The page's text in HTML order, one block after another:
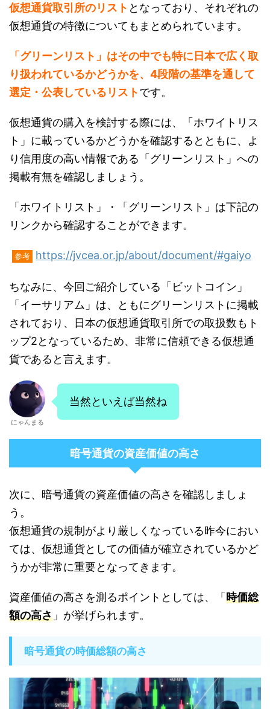
仮想通貨取引所のリスト となっており、それぞれの
仮想通貨の特徴についてもまとめられています。
「グリーンリスト」はその中でも特に日本で広く取
り扱われているかどうかを、4段階の基準を通して
選定・公表しているリストです。
仮想通貨の購入を検討する際には、「ホワイトリス
ト」に載っているかどうかを確認するとともに、よ
り信用度の高い情報である「グリーンリスト」への
掲載有無を確認しましょう。
「ホワイトリスト」・「グリーンリスト」は下記の
リンクから確認することができます。
参考 https://jvcea.or.jp/about/document/#gaiyo
ちなみに、今回ご紹介している「ビットコイン」
「イーサリアム」は、ともにグリーンリストに掲載
されており、日本の仮想通貨取引所での取扱数もト
ップ2となっているため、非常に信頼できる仮想通
貨であると言えます。
にゃんまる
当然といえば当然ね
暗号通貨の資産価値の高さ
次に、暗号通貨の資産価値の高さを確認しましょ
う。
仮想通貨の規制がより厳しくなっている昨今におい
ては、仮想通貨としての価値が確立されているかど
うかが非常に重要となってきます。
資産価値の高さを測るポイントとしては、「 時価総
額の高さ 」が挙げられます。
暗号通貨の時価総額の高さ